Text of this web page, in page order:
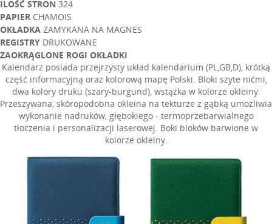
ILOŚĆ STRON 324
PAPIER CHAMOIS
OKŁADKA ZAMYKANA NA MAGNES
REGISTRY DRUKOWANE
ZAOKRĄGLONE ROGI OKŁADKI
Kalendarz posiada przejrzysty układ kalendarium (PL,GB,D), krótką
część informacyjną oraz kolorową mapę Polski. Bloki szyte nićmi,
dwa kolory druku (szary-burgund), wstążka w kolorze okleiny.
Przeszywana, skóropodobna okleina na tekturze z gąbką umożliwia
wykonanie nadruków, głębokiego - termoprzebarwialnego
tłoczenia i personalizacji laserowej. Boki bloków barwione w
kolorze okleiny.